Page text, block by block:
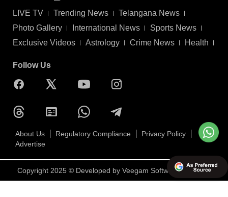
LIVE TV Trending News
Telangana News
Photo Gallery
International News
Sports News
Exclusive Videos
Astrology Crime News Health
Follow Us
About Us Regulatory Compliance
Privacy Policy
Advertise
Copyright 2025 © Developed by Veegam Software Pvt Ltd.